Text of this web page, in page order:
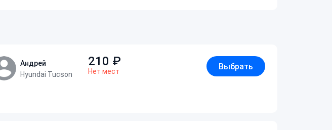
Андрей
Hyundai Tucson
210 ₽
Нет мест
Выбрать